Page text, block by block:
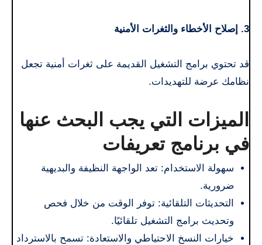
3. إصلاح الأخطاء والثغرات الأمنية
قد تحتوي برامج التشغيل القديمة على ثغرات أمنية تجعل
نظامك عرضة للتهديدات.
الميزات التي يجب البحث عنها
في برنامج تعريفات
سهولة الاستخدام: تعد الواجهة النظيفة والبديهية
ضرورية.
التحديثات التلقائية: توفر الوقت من خلال فحص
وتحديث برامج التشغيل تلقائيًا.
خيارات النسخ الاحتياطي والاستعادة: تسمح بالاسترداد